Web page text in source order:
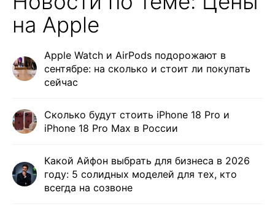
на Apple
Apple Watch и AirPods подорожают в
сентябре: на сколько и стоит ли покупать
сейчас
Сколько будут стоить iPhone 18 Pro и
iPhone 18 Pro Max в России
Какой Айфон выбрать для бизнеса в 2026
году: 5 солидных моделей для тех, кто
всегда на созвоне